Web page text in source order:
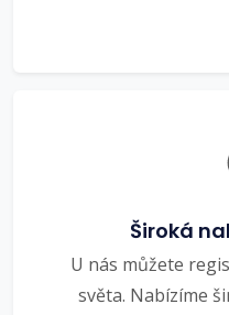
Široká
U nás můžete
světa. Nabízíme